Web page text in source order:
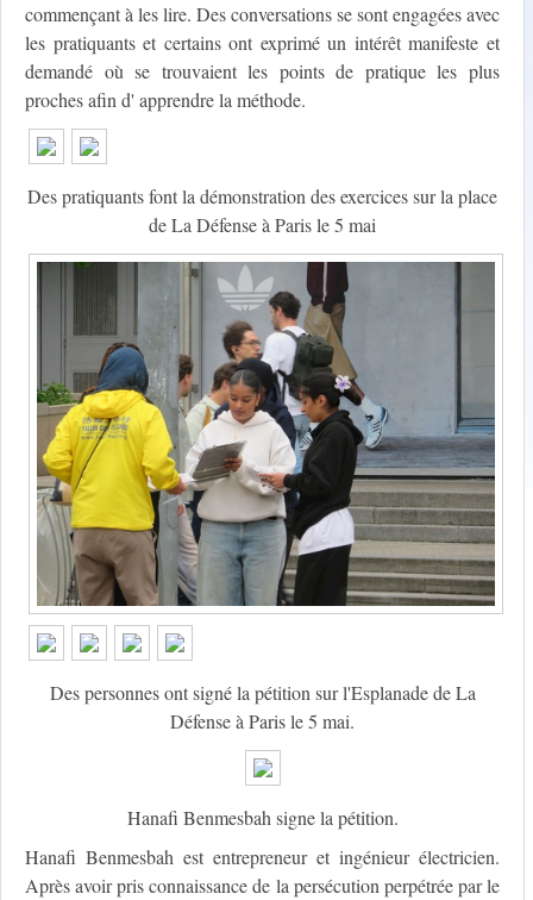
commençant à les lire. Des conversations se sont engagées avec
les pratiquants et certains ont exprimé un intérêt manifeste et
demandé où se trouvaient les points de pratique les plus
proches afin d' apprendre la méthode.
Des pratiquants font la démonstration des exercices sur la place
de La Défense à Paris le 5 mai
Des personnes ont signé la pétition sur l'Esplanade de La
Défense à Paris le 5 mai.
Hanafi Benmesbah signe la pétition.
Hanafi Benmesbah est entrepreneur et ingénieur électricien.
Après avoir pris connaissance de la persécution perpétrée par le